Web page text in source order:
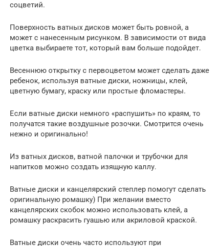
соцветий.
Поверхность ватных дисков может быть ровной, а
может с нанесенным рисунком. В зависимости от вида
цветка выбираете тот, который вам больше подойдет.
Весеннюю открытку с первоцветом может сделать даже
ребенок, используя ватные диски, ножницы, клей,
цветную бумагу, краску или простые фломастеры.
Если ватные диски немного «распушить» по краям, то
получатся такие воздушные розочки. Смотрится очень
нежно и оригинально!
Из ватных дисков, ватной палочки и трубочки для
напитков можно создать изящную каллу.
Ватные диски и канцелярский степлер помогут сделать
оригинальную ромашку) При желании вместо
канцелярских скобок можно использовать клей, а
ромашку раскрасить гуашью или акриловой краской.
Ватные диски очень часто используют при